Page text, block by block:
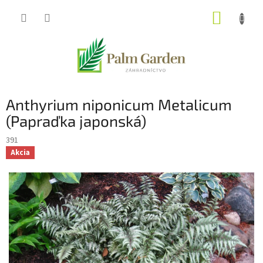
Anthyrium niponicum Metalicum
(Papraďka japonská)
391
Akcia